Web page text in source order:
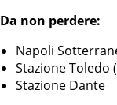
Da non perdere:
Napoli
Stazione Toledo
Stazione Dante